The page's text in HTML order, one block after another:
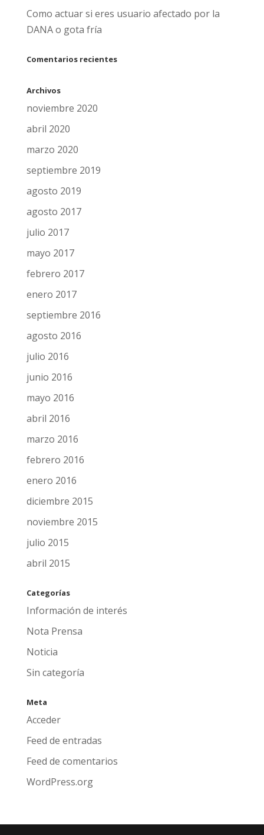
Como actuar si eres usuario afectado por la
DANA o gota fría
Comentarios recientes
Archivos
noviembre 2020
abril 2020
marzo 2020
septiembre 2019
agosto 2019
agosto 2017
julio 2017
mayo 2017
febrero 2017
enero 2017
septiembre 2016
agosto 2016
julio 2016
junio 2016
mayo 2016
abril 2016
marzo 2016
febrero 2016
enero 2016
diciembre 2015
noviembre 2015
julio 2015
abril 2015
Categorías
Información de interés
Nota Prensa
Noticia
Sin categoría
Meta
Acceder
Feed de entradas
Feed de comentarios
WordPress.org